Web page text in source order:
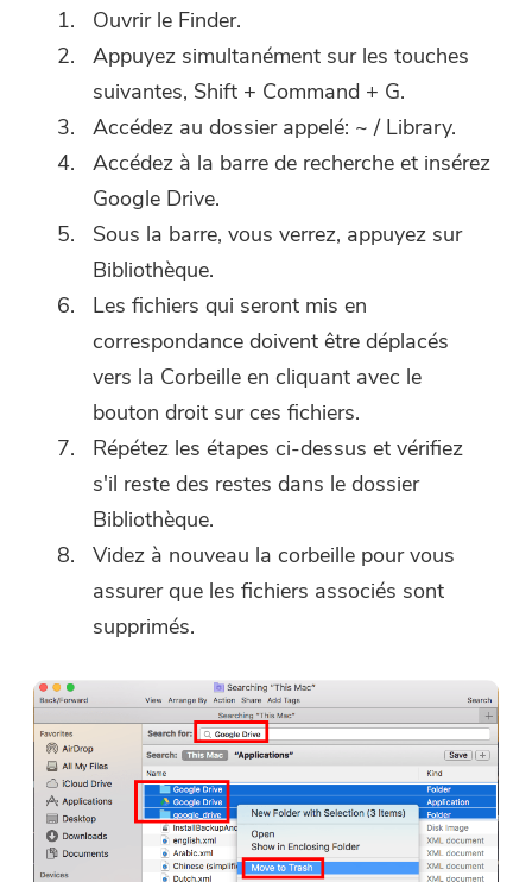
Ouvrir le Finder.
Appuyez simultanément sur les touches
suivantes, Shift + Command + G.
Accédez au dossier appelé: ~ / Library.
Accédez à la barre de recherche et insérez
Google Drive.
Sous la barre, vous verrez, appuyez sur
Bibliothèque.
Les fichiers qui seront mis en
correspondance doivent être déplacés
vers la Corbeille en cliquant avec le
bouton droit sur ces fichiers.
Répétez les étapes ci-dessus et vérifiez
s'il reste des restes dans le dossier
Bibliothèque.
Videz à nouveau la corbeille pour vous
assurer que les fichiers associés sont
supprimés.